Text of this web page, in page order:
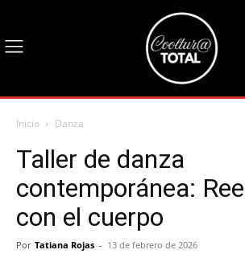
Inicio Danza
Taller de danza
contemporánea:
con el cuerpo
Por Tatiana Rojas - 13 de febrero de 2026